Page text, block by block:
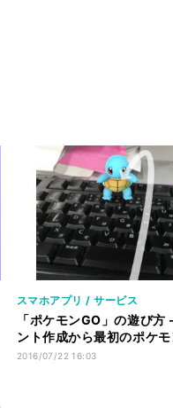
スマホアプリ / サービス
「ポケモンGO」の遊び方
ント作成から最初のポケ
トまで
2016/07/22 16:03